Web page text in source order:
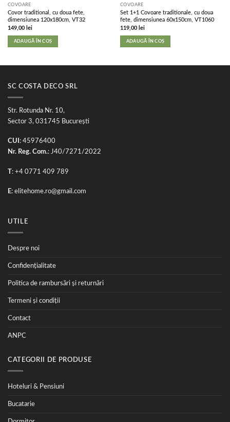
COVOARE
Covor traditional, cu doua fete,
dimensiunea 120x180cm, VT32
149,00 lei
ADAUGĂ ÎN COȘ
COVOARE
Set 1+1 Covoare traditionale, cu doua
fete, dimensiunea 60x150cm, VT1060
119,00 lei
ADAUGĂ ÎN COȘ
SC COSTA DECO SRL
Str. Rotunda Nr. 10,
Sector 3, 031745 București
CUI : 45976400
Nr. Reg. Com.: J40/7271/2022
T: +4 0771 409 789
E: elitehome.ro@gmail.com
UTILE
Despre noi
Confidențialitate
Politica de rambursări și returnări
Termeni și condiții
Contact
ANPC
CATEGORII DE PRODUSE
Hoteluri & Pensiuni
Bucatarie